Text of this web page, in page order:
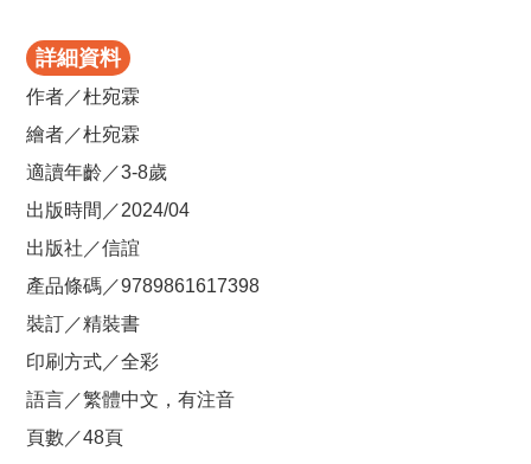
詳細資料
作者／杜宛霖
繪者／杜宛霖
適讀年齡／3-8歲
出版時間／2024/04
出版社／信誼
產品條碼／9789861617398
裝訂／精裝書
印刷方式／全彩
語言／繁體中文，有注音
頁數／48頁